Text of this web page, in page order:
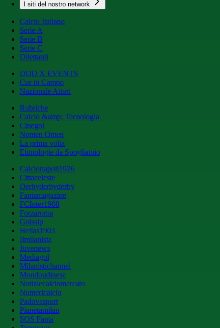
I siti del nostro network
Calcio Italiano
Serie A
Serie B
Serie C
Dilettanti
DDD X EVENTS
Cur in Campo
Nazionale Attori
Rubriche
Calcio &amp; Tecnologia
Cinegol
Nomen Omen
La prima volta
Etimologie da Spogliatoio
Calcionapoli1926
Cittaceleste
Derbyderbyderby
Fantamagazine
FCInter1908
Forzaroma
Golssip
Hellas1903
Ilmilanista
Juvenews
Mediagol
Milanistichannel
Mondoudinese
Notiziecalciomercato
Numericalcio
Padovasport
Pianetamilan
SOS Fanta